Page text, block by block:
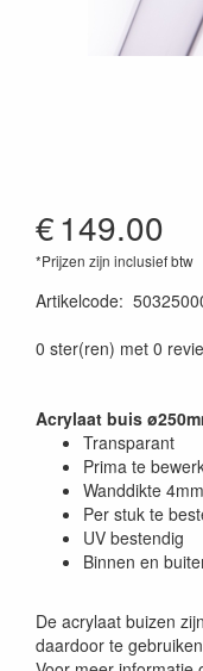
€149.00
*Prijzen zijn inclusief btw
Artikelcode:
0 ster(ren) met 0
Acrylaat buis
Transparant
Prima te
Wanddikte 4mm
Per stuk te
UV bestendig
Binnen en
De acrylaat buizen
daardoor te